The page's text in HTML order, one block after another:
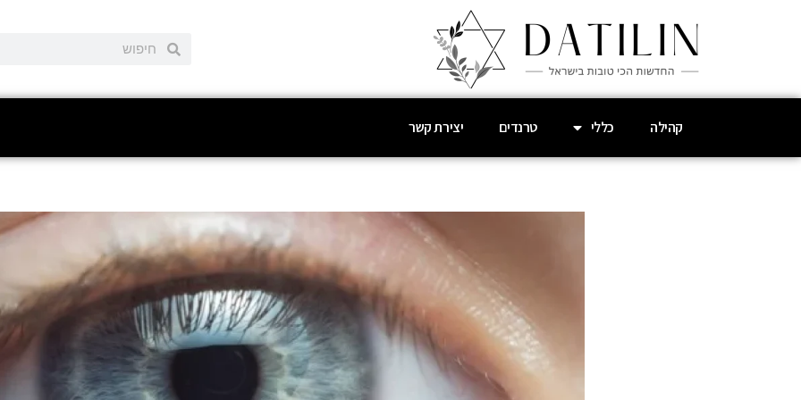
קהילה כללי טרנדים יצירת קשר